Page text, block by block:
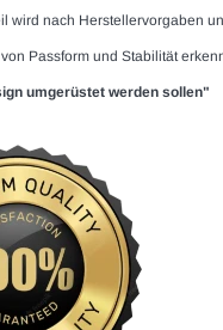
wird nach Herstellervorgaben
Passform und Stabilität
umgerüstet werden sollen"